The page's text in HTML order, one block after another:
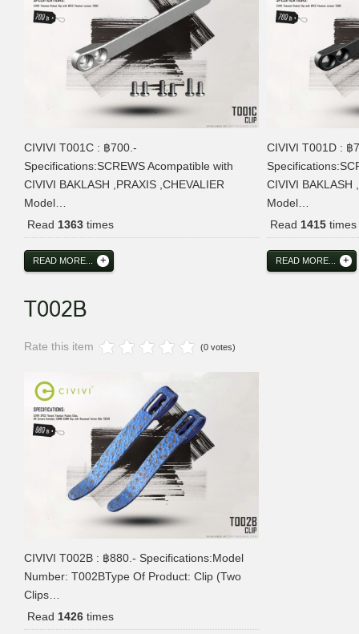
CIVIVI T001C : ฿700.-
Specifications:SCREWS Acompatible with
CIVIVI BAKLASH ,PRAXIS ,CHEVALIER
Model…
Read 1363 times
READ MORE...
CIVIVI T001D : ฿
CIVIVI BAKLASH
Model…
Read1415 times
READ MORE...
T002B
Rate this item (0 votes)
CIVIVI T002B : ฿880.- Specifications:Model
Number: T002BType Of Product: Clip (Two
Clips…
Read 1426 times